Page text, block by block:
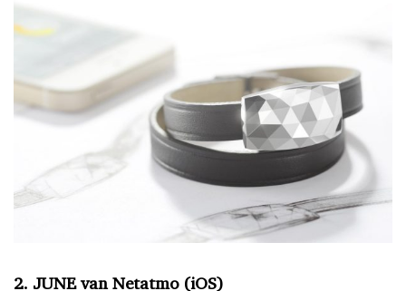
2. JUNE van Netatmo (iOS)